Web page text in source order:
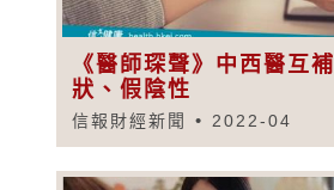
《醫師琛聲》中西醫互
狀、假陰性
信報財經新聞 2022-04